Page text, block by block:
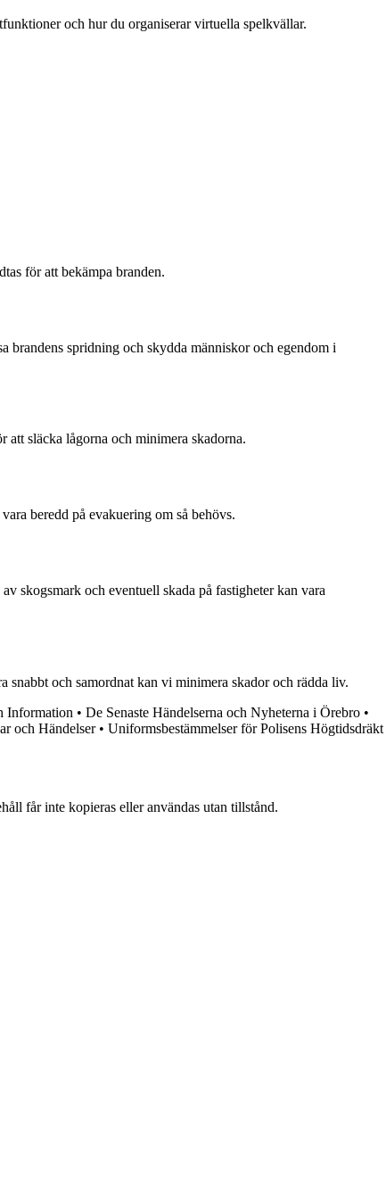
och hur du organiserar virtuella spelkvällar.
för att bekämpa branden.
brandens spridning och skydda människor och egendom i
släcka lågorna och minimera skadorna.
beredd på evakuering om så behövs.
skogsmark och eventuell skada på fastigheter kan vara
snabbt och samordnat kan vi minimera skador och rädda liv.
Information • De Senaste Händelserna och Nyheterna i Örebro •
och Händelser• Uniformsbestämmelser för Polisens Högtidsdräkt
får inte kopieras eller användas utan tillstånd.